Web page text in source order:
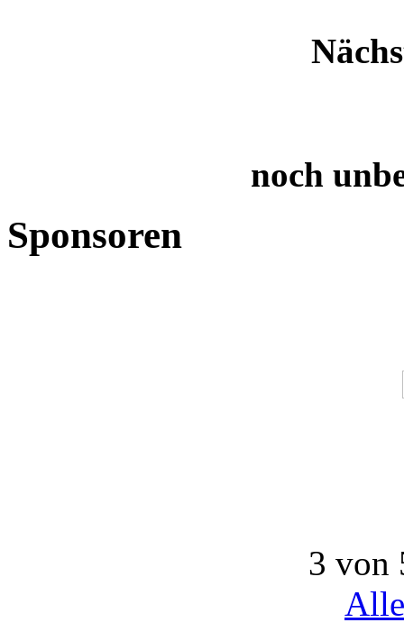
noch
Sponsoren
3 von